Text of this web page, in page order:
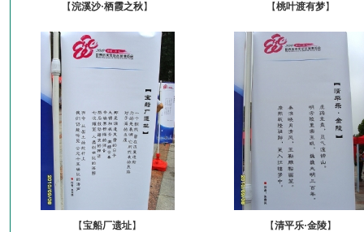
【浣溪沙·栖霞之秋】 【桃叶渡有梦】
【宝船厂遗址】 【清平乐·金陵】